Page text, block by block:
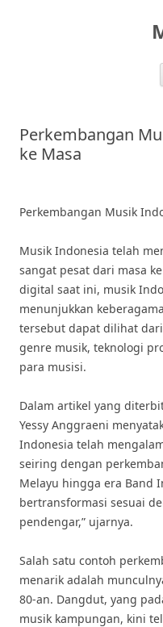
Perkembangan
ke Masa
Perkembangan Musik
Musik Indonesia telah
sangat pesat dari masa
digital saat ini, musik
menunjukkan
tersebut dapat dilihat
genre musik, teknologi
para musisi.
Dalam artikel yang
Yessy Anggraeni
Indonesia telah
seiring dengan
Melayu hingga era Band
bertransformasi sesuai
pendengar,” ujarnya.
Salah satu contoh
menarik adalah
80-an. Dangdut, yang
musik kampungan, kini